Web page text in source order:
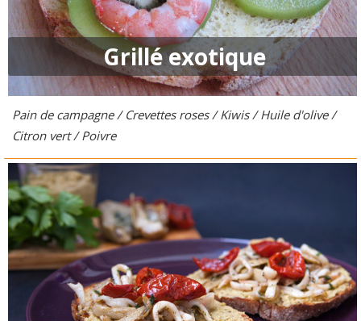
Grillé exotique
Pain de campagne / Crevettes roses / Kiwis / Huile d'olive /
Citron vert / Poivre